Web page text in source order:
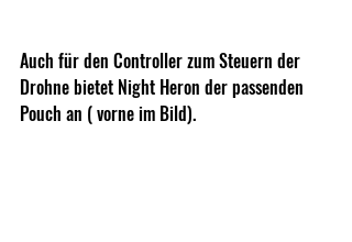
Auch für den Controller zum Steuern der
Drohne bietet Night Heron der passenden
Pouch an ( vorne im Bild).